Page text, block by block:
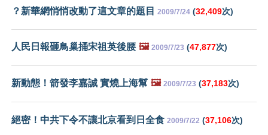
？新華網悄悄改動了這文章的題目 2009/7/24 (32,409次)
人民日報砸鳥巢捅宋祖英後腰 🖼️ 2009/7/23 (47,877次)
新動態！箭發李嘉誠 實燒上海幫 🖼️ 2009/7/23 (37,183次)
絕密！中共下令不讓北京看到日全食 2009/7/22 (37,106次)